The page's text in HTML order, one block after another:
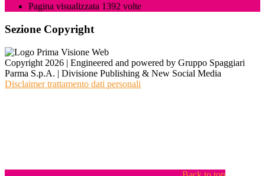
Pagina visualizzata 1392 volte
Sezione Copyright
Copyright 2026 | Engineered and powered by Gruppo Spaggiari
Parma S.p.A. | Divisione Publishing & New Social Media
Disclaimer trattamento dati personali